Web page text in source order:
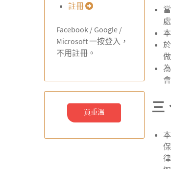
註冊
Facebook / Google /
Microsoft 一按登入，
不用註冊。
買重溫 三